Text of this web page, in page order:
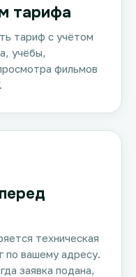
тарифа
тариф с учётом
учёбы,
фильмов
техническая
по вашему адресу.
заявка подана,